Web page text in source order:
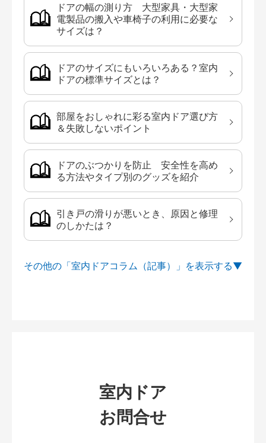
ドアの幅の測り方 大型家具・大型家
電製品の搬入や車椅子の利用に必要な
サイズは？
ドアのサイズにもいろいろある？室内
ドアの標準サイズとは？
部屋をおしゃれに彩る室内ドア選び方
＆失敗しないポイント
ドアのぶつかりを防止 安全性を高め
る方法やタイプ別のグッズを紹介
引き戸の滑りが悪いとき、原因と修理
のしかたは？
その他の「室内ドアコラム（記事）」を
室内ドア
お問合せ